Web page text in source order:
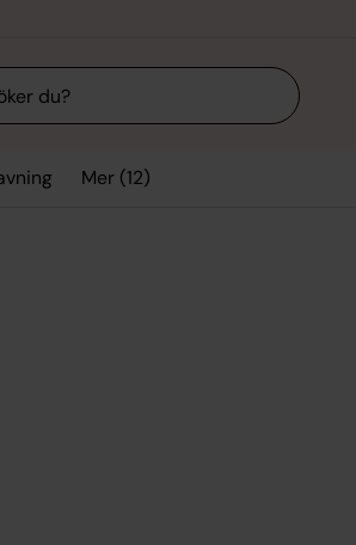
Mer (12)